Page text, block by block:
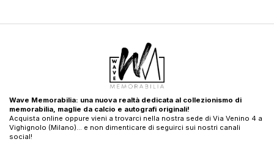
Wave Memorabilia: una nuova realtà dedicata al collezionismo di
memorabilia, maglie da calcio e autografi originali!
Acquista online oppure vieni a trovarci nella nostra sede di Via Venino 4 a
Vighignolo (Milano)… e non dimenticare di seguirci sui nostri canali
social!